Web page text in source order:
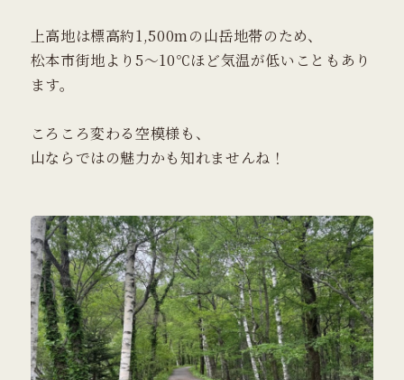
上高地は標高約1,500mの山岳地帯のため、
松本市街地より5〜10℃ほど気温が低いこともあり
ます。
ころころ変わる空模様も、
山ならではの魅力かも知れませんね！